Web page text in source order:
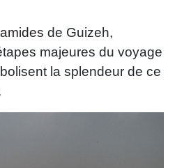
de Guizeh,
majeures du voyage
la splendeur de ce